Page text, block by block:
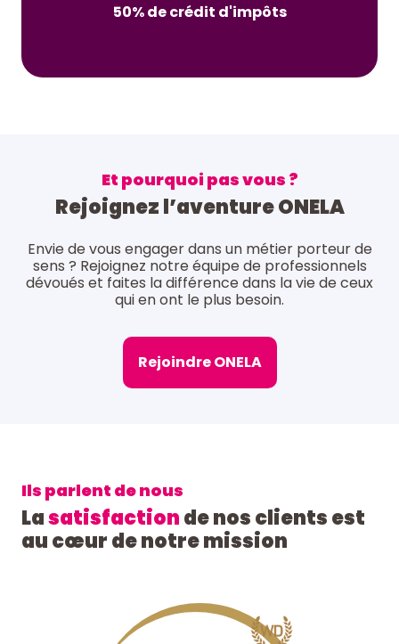
50% de crédit d'impôts
Et pourquoi pas vous ?
Rejoignez l’aventure ONELA
Envie de vous engager dans un métier porteur de
sens ? Rejoignez notre équipe de professionnels
dévoués et faites la différence dans la vie de ceux
qui en ont le plus besoin.
Rejoindre ONELA
Ils parlent de nous
Lasatisfactionde nos clients est
au cœur de notre mission